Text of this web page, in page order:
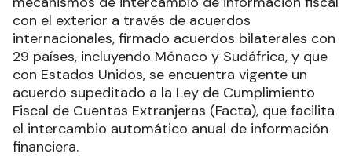
con el exterior a través de acuerdos
internacionales, firmado acuerdos bilaterales con
29 países, incluyendo Mónaco y Sudáfrica, y que
con Estados Unidos, se encuentra vigente un
acuerdo supeditado a la Ley de Cumplimiento
Fiscal de Cuentas Extranjeras (Facta), que facilita
el intercambio automático anual de información
financiera.